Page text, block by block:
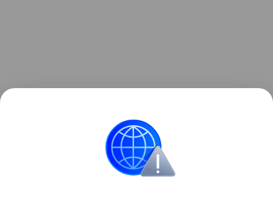
4-минутную остановку сердца и родила
здорового младенца.